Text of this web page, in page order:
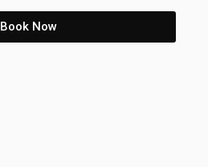
Book Now